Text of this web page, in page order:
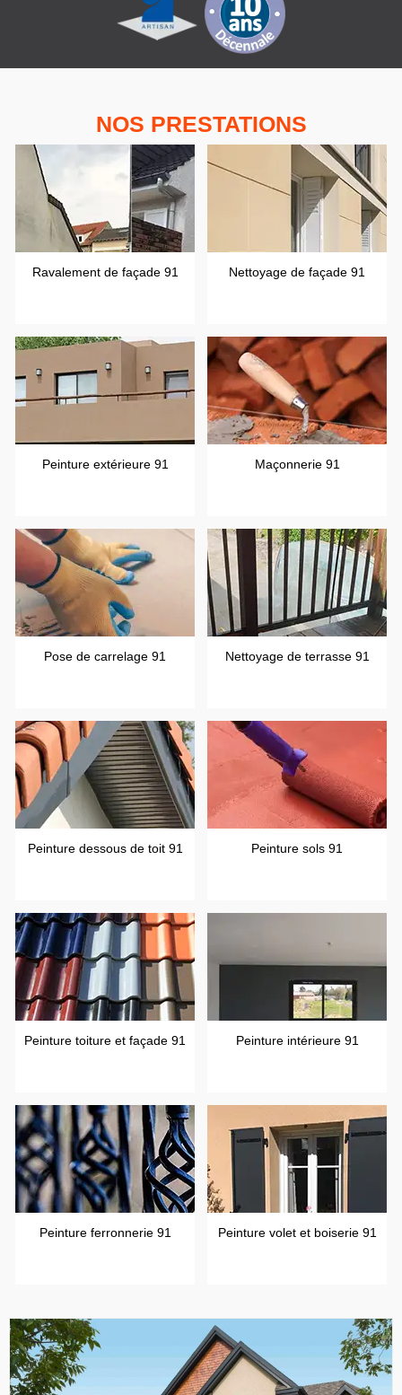
NOS PRESTATIONS
Ravalement de façade 91 Nettoyage de façade 91
Peinture extérieure 91 Maçonnerie 91
Pose de carrelage 91 Nettoyage de terrasse 91
Peinture dessous de toit 91 Peinture sols 91
Peinture toiture et façade 91 Peinture intérieure 91
Peinture ferronnerie 91 Peinture volet et boiserie 91